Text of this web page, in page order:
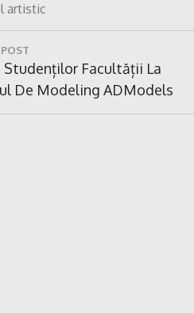
artistic
Studenților Facultății La
De Modeling ADModels